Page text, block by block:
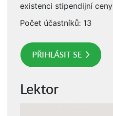
existenci stipendijní
Počet účastníků: 13
PŘIHLÁSIT SE
Lektor